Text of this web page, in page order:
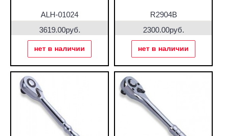
ALH-01024
3619.00руб.
нет в наличии
R2904B
2300.00руб.
нет в наличии